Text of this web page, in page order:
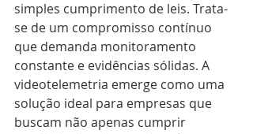
simples cumprimento de leis. Trata-
se de um compromisso contínuo
que demanda monitoramento
constante e evidências sólidas. A
videotelemetria emerge como uma
solução ideal para empresas que
buscam não apenas cumprir